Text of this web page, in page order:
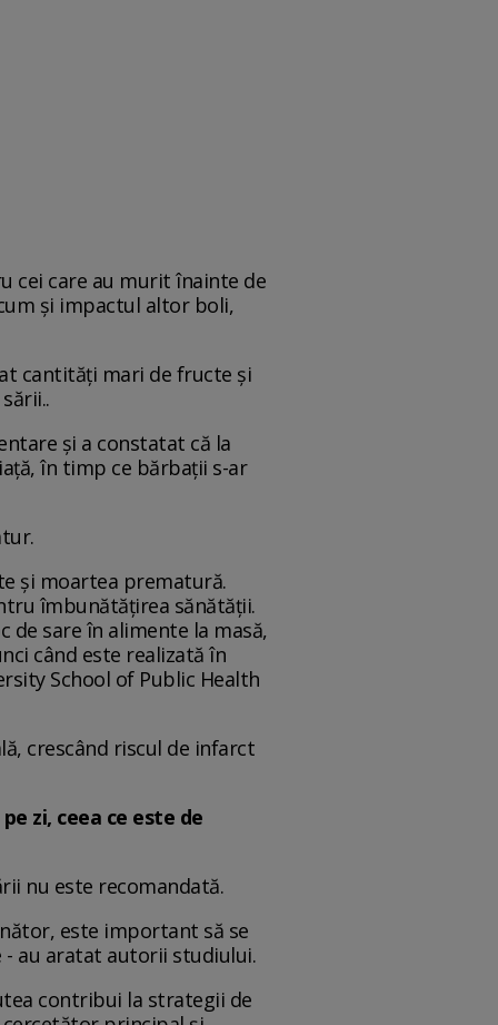
cei care au murit înainte de
și impactul altor boli,
cantități mari de fructe și
și a constatat că la
în timp ce bărbații s-ar
și moartea prematură.
îmbunătățirea sănătății.
de sare în alimente la masă,
când este realizată în
School of Public Health
crescând riscul de infarct
zi, ceea ce este de
nu este recomandată.
este important să se
- au aratat autorii studiului.
contribui la strategii de